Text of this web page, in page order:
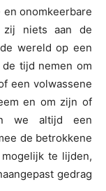
onomkeerbare
zij niets aan de
wereld op een
tijd nemen om
een volwassene
en om zijn of
we altijd een
de betrokkene
te lijden,
gedrag